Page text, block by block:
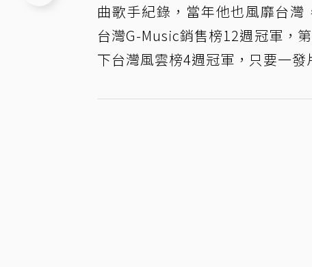
曲歌手紀錄，當年他也風靡台灣
台灣G-Music銷售榜12週冠軍，
下台灣風雲榜4週冠軍，只要一